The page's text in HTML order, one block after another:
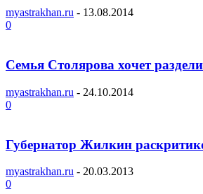
myastrakhan.ru - 13.08.2014
0
Семья Столярова хочет
myastrakhan.ru - 24.10.2014
0
Губернатор Жилкин
myastrakhan.ru - 20.03.2013
0